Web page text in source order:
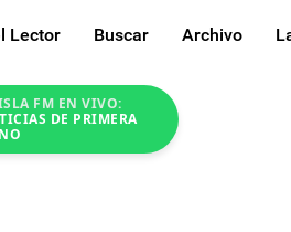
Lector Buscar Archivo
FM EN VIVO:
DE PRIMERA